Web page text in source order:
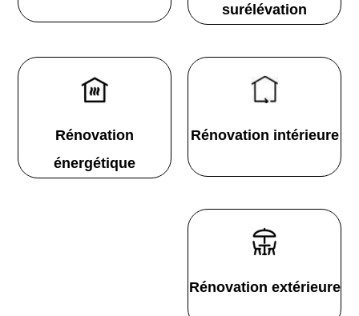
surélévation
Rénovation
énergétique
Rénovation intérieure
Rénovation extérieure